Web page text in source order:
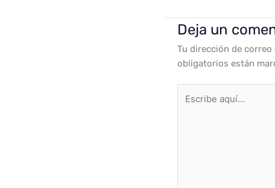
Deja un
Tu dirección de
obligatorios están
aquí...